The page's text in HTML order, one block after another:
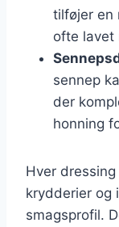
tilføjer en
ofte lavet
sennep
der
honning
Hver
krydderier og
smagsprofil.